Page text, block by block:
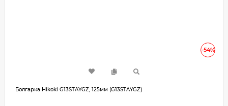
-54%
Болгарка Hikoki G13STAYGZ, 125мм (G13STAYGZ)